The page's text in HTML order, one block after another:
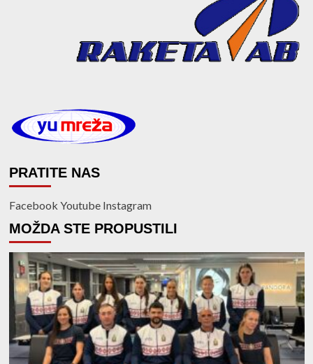
PRATITE NAS
Facebook Youtube Instagram
MOŽDA STE PROPUSTILI